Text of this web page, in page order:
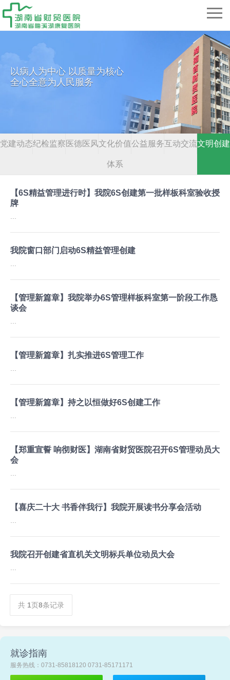
以病人为中心 以质量为核心
全心全意为人民服务
党建动态纪检监察 医德医风文化价值
体系
公益服务互动交流文明创建
【6S精益管理进行时】我院6S创建第一批样板科室验收授
牌
我院窗口部门启动6S精益管理创建
【管理新篇章】我院举办6S管理样板科室第一阶段工作恳
谈会
【管理新篇章】扎实推进6S管理工作
【管理新篇章】持之以恒做好6S创建工作
【郑重宣誓 响彻财医】湖南省财贸医院召开6S管理动员大
会
【喜庆二十大 书香伴我行】我院开展读书分享会活动
我院召开创建省直机关文明标兵单位动员大会
共 1页8条记录
就诊指南
服务热线：0731-85818120 0731-85171171